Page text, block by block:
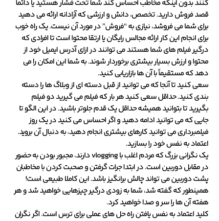
کنند بدون اینکه مخاطب احساس کند شما تحت فشار هستید یا دائما
قصد فروش دارید. تخصص، دانش و ارزشی که آزادانه ارائه می دهید
برای شما می فروشد، نیازی به “فروش” در مورد آن نیست. یک راه خوب
برای انجام این کار ارائه مجالس رایگان یا ارتقا محتوا است تا افرادی که
درگیر فیلم های شما هستند می توانند در ازای آدرس ایمیل خود از
محتوا و ارزش بسیار بیشتری برخوردار شوند. به شما این امکان را می
دهد که مستقیماً با آن ها بازاریابی کنید.
سعی کنید تا آنجا که می توانید از قبل دسته ای از وبلاگ ها را دسته
بندی کنید. حداقل سعی کنید هر بار که فیلم می گیرید دو فیلم
بگیرید تا بتوانید همیشه حداقل یک قدم جلوتر باشید. در این الگو تا
جایی که می توانید ادامه دهید و اگر احساس می کنید در یک روز
فیلمبرداری می توانید کارهای بیشتری انجام دهید، به دنبال آن بروید.
اعتماد به نفس خود را بسازید.
یک نگرانی بزرگ که مردم اغلب با vlogging دارند، مجبور بودن به حضور
در مقابل دوربین است. در ابتدا جرات گرفتن و صحبت کردن با مخاطبان
پشت دوربین می تواند چالش برانگیز باشد. این کاملا طبیعی است!
همینطور که گفته شد، شما به زودی درگیر چیزهایی خواهید شد و هر
هفته آن ها را سر و صدا خواهید کرد.
کلید اعتماد به نفس یافتن راه حل های عملی برای ترس است. اگر نگران